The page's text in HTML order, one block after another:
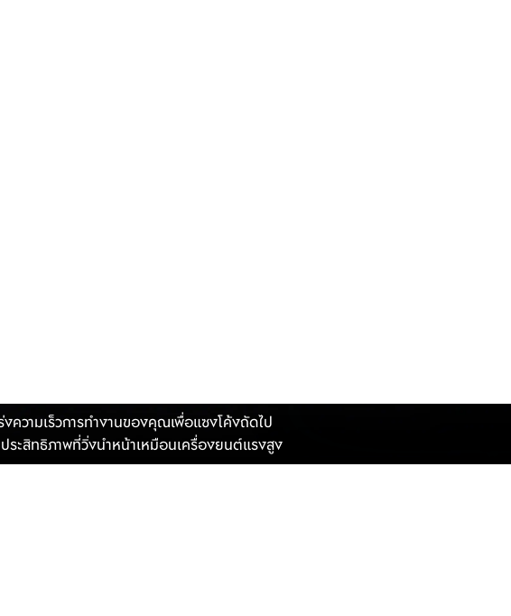
วามเร็วการทำงานของคุณเพื่อแซงโค้งถัดไป
สิทธิภาพที่วิ่งนำหน้าเหมือนเครื่องยนต์แรงสูง